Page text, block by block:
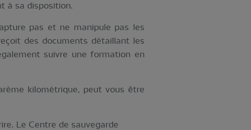
à sa disposition.
pas et ne manipule pas les
des documents détaillant les
suivre une formation en
kilométrique, peut vous être
Le Centre de sauvegarde